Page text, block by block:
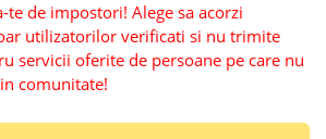
te de impostori! Alege sa acorzi
utilizatorilor verificati si nu trimite
servicii oferite de persoane pe care nu
comunitate!